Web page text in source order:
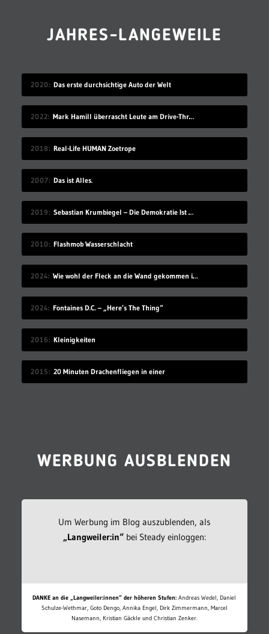
JAHRES-LANGEWEILE
2020 Das erste durchsichtige Auto der Welt
2022 Mark Hamill überrascht Leute am Drive-Thru-Schalter
2018 Real-Life HUMAN Zoetrope
2007 Das ist Alles.
2019 Sebastian Krumbiegel – Die Demokratie Ist Weiblich
2010 Flashmob Wasserschlacht
2024 Wie wohl der Fleck an die Wand gekommen ist?
2024 Fontaines D.C. – „Here’s The Thing“
2016 Kleinigkeiten
2015 20 Minuten Drachenfliegen in einer
WERBUNG AUSBLENDEN
Um Werbung im Blog auszublenden, als
„Langweiler:in“bei Steady einloggen:
DANKE an die „Langweiler:innen“ der höheren Stufen: Andreas Wedel, Daniel
Schulze-Wethmar, Goto Dengo, Annika Engel, Dirk Zimmermann, Marcel
Nasemann, Kristian Gäckle und Christian Zenker.